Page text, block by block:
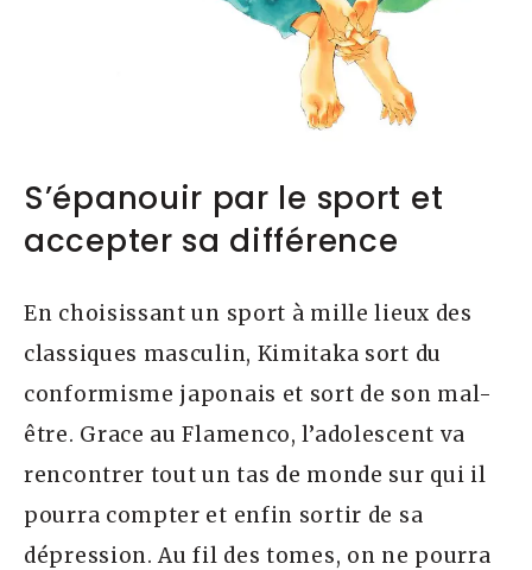
S’épanouir par le sport et
accepter sa différence
En choisissant un sport à mille lieux des
classiques masculin, Kimitaka sort du
conformisme japonais et sort de son mal-
être. Grace au Flamenco, l’adolescent va
rencontrer tout un tas de monde sur qui il
pourra compter et enfin sortir de sa
dépression. Au fil des tomes, on ne pourra